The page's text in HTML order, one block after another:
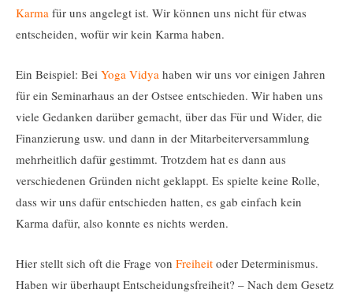
Karma für uns angelegt ist. Wir können uns nicht für etwas
entscheiden, wofür wir kein Karma haben.
Ein Beispiel: Bei Yoga Vidya haben wir uns vor einigen Jahren
für ein Seminarhaus an der Ostsee entschieden. Wir haben uns
viele Gedanken darüber gemacht, über das Für und Wider, die
Finanzierung usw. und dann in der Mitarbeiterversammlung
mehrheitlich dafür gestimmt. Trotzdem hat es dann aus
verschiedenen Gründen nicht geklappt. Es spielte keine Rolle,
dass wir uns dafür entschieden hatten, es gab einfach kein
Karma dafür, also konnte es nichts werden.
Hier stellt sich oft die Frage von Freiheit oder Determinismus.
Haben wir überhaupt Entscheidungsfreiheit? – Nach dem Gesetz